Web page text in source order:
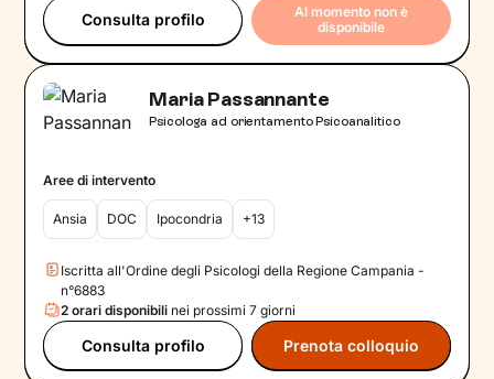
Consulta profilo
Al momento non è
disponibile
Maria Passannante
Psicologa ad orientamento Psicoanalitico
Aree di intervento
Ansia DOC Ipocondria +13
Iscritta all'Ordine degli Psicologi della Regione Campania -
n°6883
2 orari disponibili nei prossimi 7 giorni
Consulta profilo Prenota colloquio